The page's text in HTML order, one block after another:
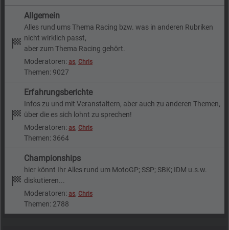
Allgemein
Alles rund ums Thema Racing bzw. was in anderen Rubriken
nicht wirklich passt,
aber zum Thema Racing gehört.
Moderatoren: as, Chris
Themen: 9027
Erfahrungsberichte
Infos zu und mit Veranstaltern, aber auch zu anderen Themen,
über die es sich lohnt zu sprechen!
Moderatoren: as, Chris
Themen: 3664
Championships
hier könnt Ihr Alles rund um MotoGP; SSP; SBK; IDM u.s.w.
diskutieren...
Moderatoren: as, Chris
Themen: 2788